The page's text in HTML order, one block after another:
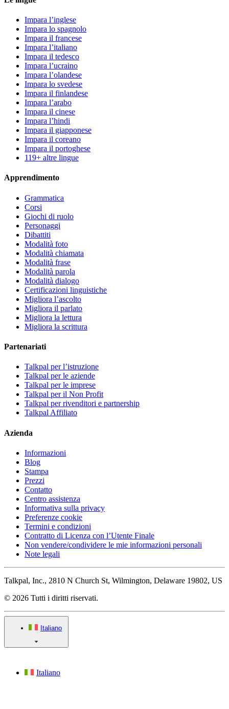
Impara l’inglese
Impara lo spagnolo
Impara il francese
Impara l’italiano
Impara il tedesco
Impara l’ucraino
Impara l’olandese
Impara lo svedese
Impara il finlandese
Impara l’arabo
Impara il cinese
Impara l’hindi
Impara il giapponese
Impara il coreano
Impara il portoghese
119+ altre lingue
Apprendimento
Grammatica
Corsi
Giochi di ruolo
Personaggi
Dibattiti
Modalità foto
Modalità chiamata
Modalità frase
Modalità parola
Modalità dialogo
Certificazioni linguistiche
Migliora l’ascolto
Migliora il parlato
Migliora la lettura
Migliora la scrittura
Partenariati
Talkpal per l’istruzione
Talkpal per le aziende
Talkpal per le imprese
Talkpal per il Non Profit
Talkpal per rivenditori e partnership
Talkpal Affiliato
Azienda
Informazioni
Blog
Stampa
Prezzi
Contatto
Centro assistenza
Informativa sulla privacy
Preferenze cookie
Termini e condizioni
Contratto di Licenza con l’Utente Finale
Non vendere/condividere le mie informazioni personali
Note legali
Talkpal, Inc., 2810 N Church St, Wilmington, Delaware 19802, US
© 2026 Tutti i diritti riservati.
Italiano
Italiano